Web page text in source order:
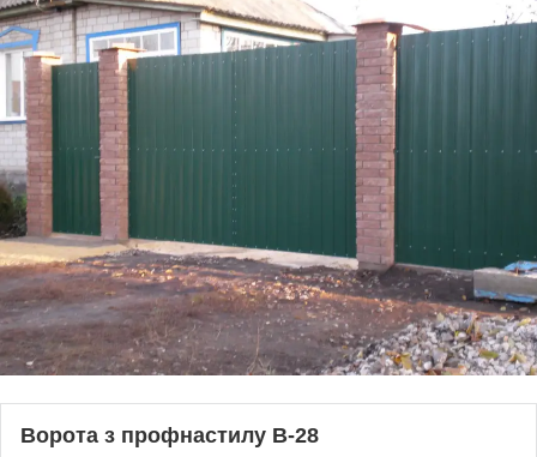
Ворота з профнастилу В-28